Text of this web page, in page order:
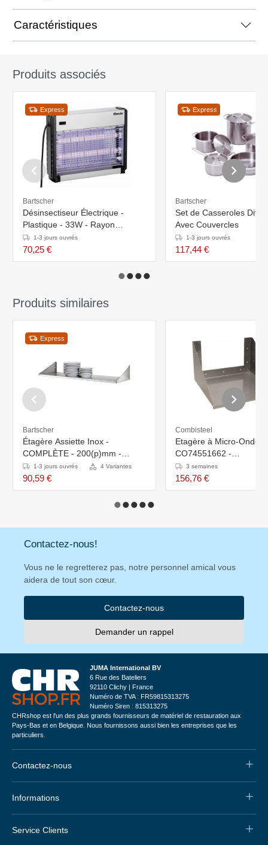
Caractéristiques
Produits associés
Express
Bartscher
Désinsectiseur Électrique -
Plastique - 33W - Rayon
D'Action 10m
1-3 jours ouvrés
70,25 €
Express
Bartscher
Set de Casseroles
Avec Couvercles
1-3 jours ouvrés
117,44 €
Produits similaires
Express
Bartscher
Étagère Assiette Inox -
COMPLÈTE - 200(p)mm -
Disponibles en 4 Largeurs
1-3 jours ouvrés 4 Variantes
90,59 €
Combisteel
Etagère à Micro-Onde
CO74551662 -
530x444x(H)250mm
3 semaines
156,76 €
Contactez-nous!
Vous ne le regretterez pas, notre personnel amical vous
aidera de tout son cœur.
Contactez-nous
Demander un rappel
JUMA International BV
6 Rue des Bateliers
92110 Clichy | France
Numéro de TVA : FR59815313275
Numéro Siren : 815313275
CHRshop est l'un des plus grands fournisseurs de matériel de restauration aux
Pays-Bas et en Belgique. Nous fournissons aussi bien les entreprises que les
particuliers.
Contactez-nous
Informations
Service Clients